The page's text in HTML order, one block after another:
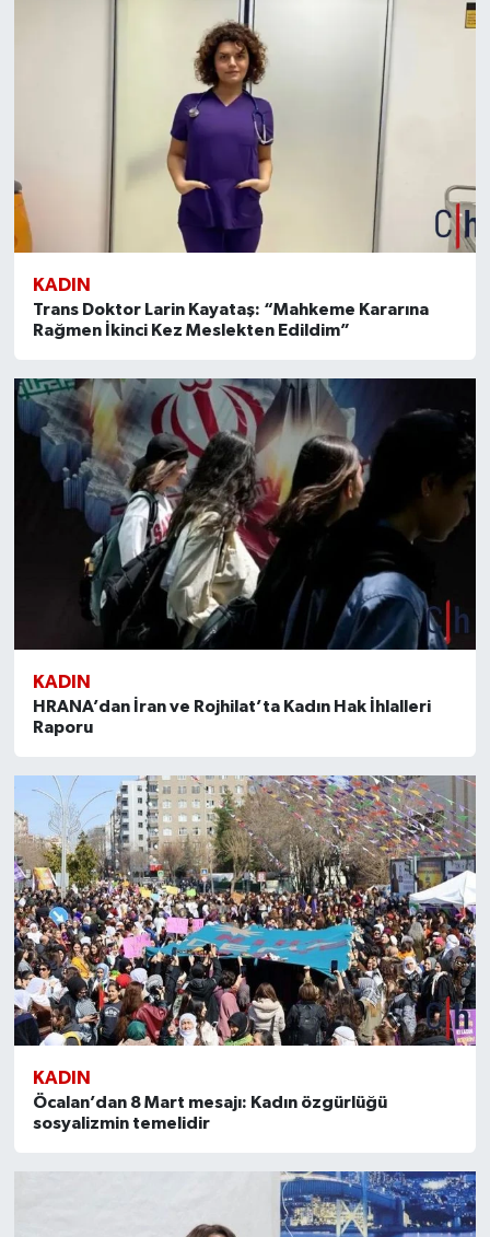
KADIN
Trans Doktor Larin Kayataş: “Mahkeme Kararına
Rağmen İkinci Kez Meslekten Edildim”
KADIN
HRANA’dan İran ve Rojhilat’ta Kadın Hak İhlalleri
Raporu
KADIN
Öcalan’dan 8 Mart mesajı: Kadın özgürlüğü
sosyalizmin temelidir